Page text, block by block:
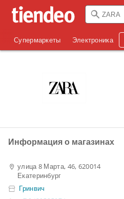
Супермаркеты Электроника
Информация о магазинах
улица 8 Марта, 46, 620014
Екатеринбург
Гринвич